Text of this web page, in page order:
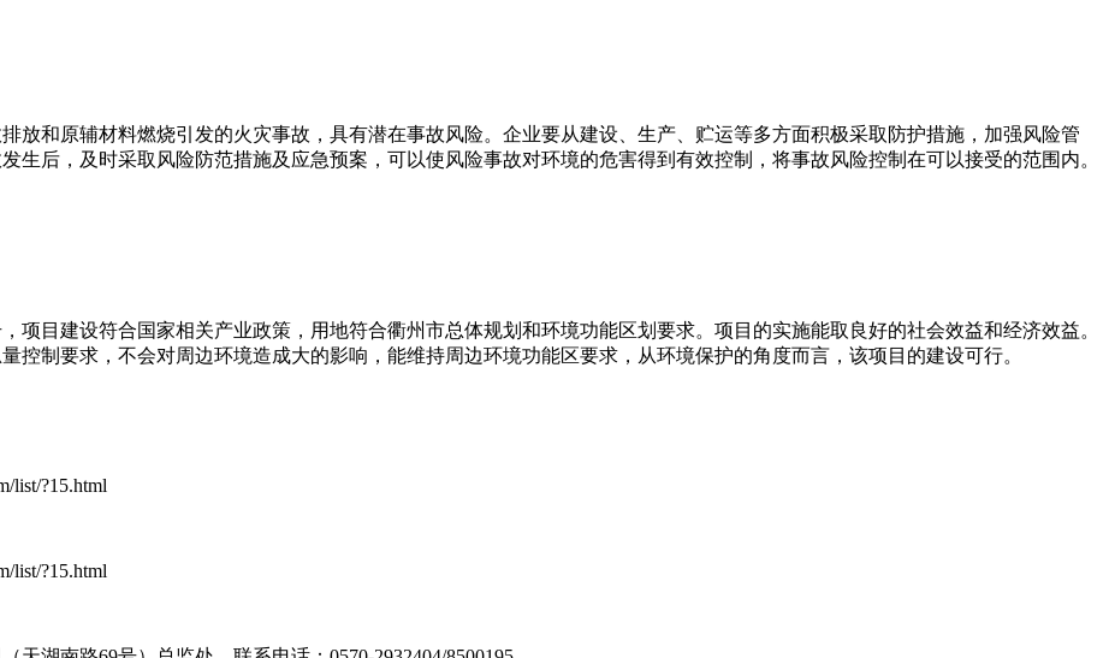
放和原辅材料燃烧引发的火灾事故，具有潜在事故风险。企业要从建设、生产、贮运等多方面积极采取防护措施，加强风险管
生后，及时采取风险防范措施及应急预案，可以使风险事故对环境的危害得到有效控制，将事故风险控制在可以接受的范围内。
项目建设符合国家相关产业政策，用地符合衢州市总体规划和环境功能区划要求。项目的实施能取良好的社会效益和经济效益。
控制要求，不会对周边环境造成大的影响，能维持周边环境功能区要求，从环境保护的角度而言，该项目的建设可行。
list/?15.html
list/?15.html